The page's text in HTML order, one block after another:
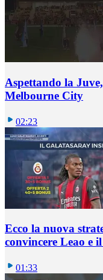
Aspettando la
Melbourne City
02:23
Ecco la nuova
convincere Leao e
01:33